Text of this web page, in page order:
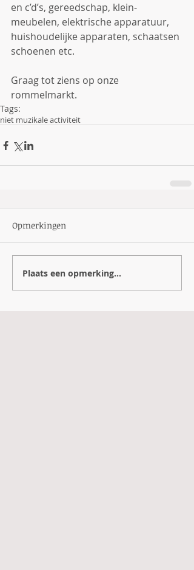
en c’d’s, gereedschap, klein-
meubelen, elektrische apparatuur,
huishoudelijke apparaten, schaatsen
schoenen etc.
Graag tot ziens op onze
rommelmarkt.
Tags:
niet muzikale activiteit
Opmerkingen
Plaats een opmerking...